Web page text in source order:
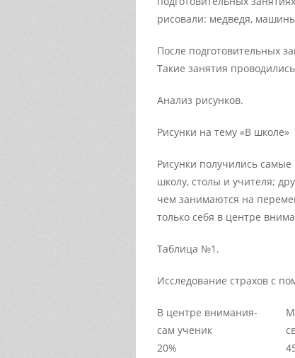
рисовали: медведя,
После подготовительных
Такие занятия
Анализ рисунков.
Рисунки на тему «В школе»
Рисунки получились
школу, столы и учителя;
чем занимаются на
только себя в центре
Таблица №1.
Исследование страхов с
В центре внимания-
сам ученик
20%